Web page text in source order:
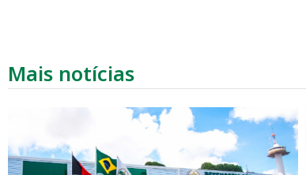
Mais notícias